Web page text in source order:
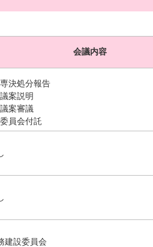
会議内容
専決処分報告
議案説明
議案審議
委員会付託
建設委員会